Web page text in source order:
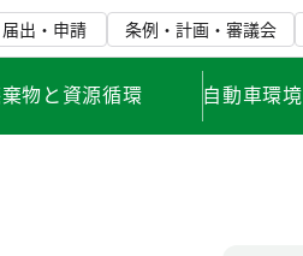
届出・申請 条例・計画・審議会
物と資源循環 自動車環境